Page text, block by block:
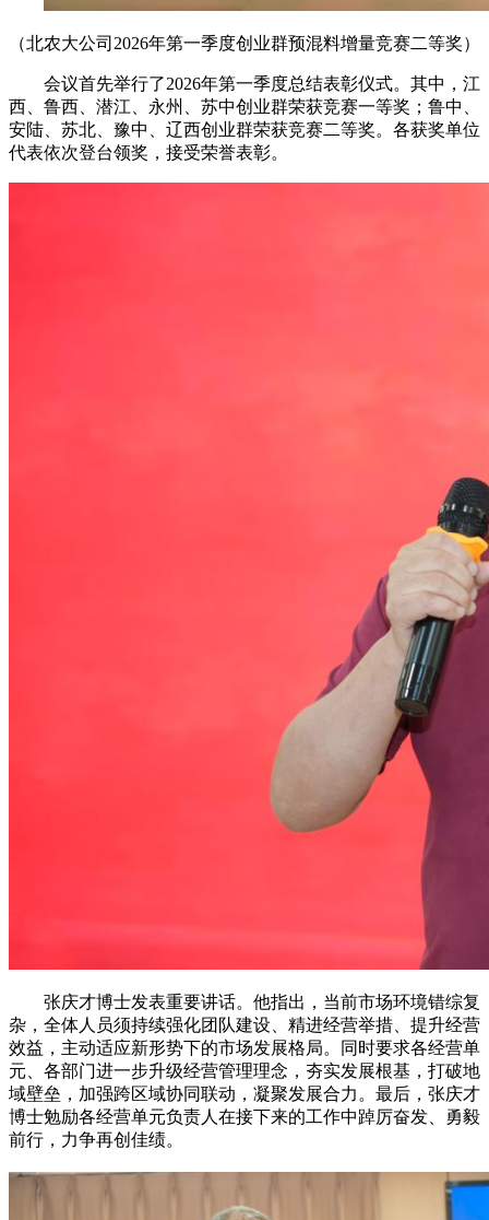
（北农大公司2026年第一季度创业群预混料增量竞赛二等奖）
会议首先举行了2026年第一季度总结表彰仪式。其中，江
西、鲁西、潜江、永州、苏中创业群荣获竞赛一等奖；鲁中、
安陆、苏北、豫中、辽西创业群荣获竞赛二等奖。各获奖单位
代表依次登台领奖，接受荣誉表彰。
张庆才博士发表重要讲话。他指出，当前市场环境错综复
杂，全体人员须持续强化团队建设、精进经营举措、提升经营
效益，主动适应新形势下的市场发展格局。同时要求各经营单
元、各部门进一步升级经营管理理念，夯实发展根基，打破地
域壁垒，加强跨区域协同联动，凝聚发展合力。最后，张庆才
博士勉励各经营单元负责人在接下来的工作中踔厉奋发、勇毅
前行，力争再创佳绩。